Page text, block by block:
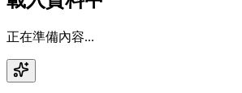
正在準備內容...